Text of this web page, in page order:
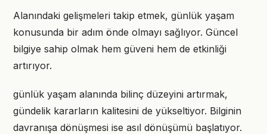
Alanındaki gelişmeleri takip etmek, günlük yaşam
konusunda bir adım önde olmayı sağlıyor. Güncel
bilgiye sahip olmak hem güveni hem de etkinliği
artırıyor.
günlük yaşam alanında bilinç düzeyini artırmak,
gündelik kararların kalitesini de yükseltiyor. Bilginin
davranışa dönüşmesi ise asıl dönüşümü başlatıyor.